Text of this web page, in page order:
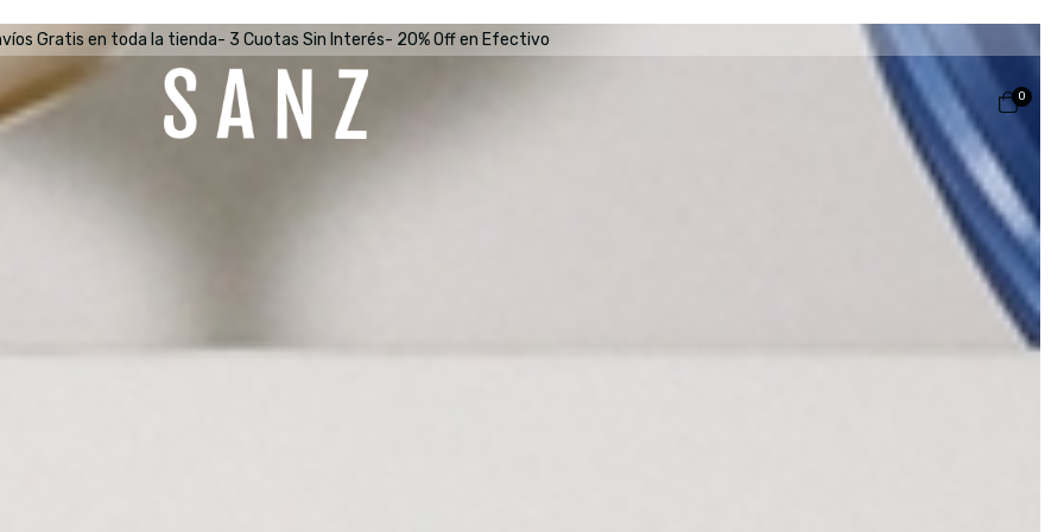
Gratis en toda la tienda- 3 Cuotas Sin Interés- 20% Off en Efectivo
0